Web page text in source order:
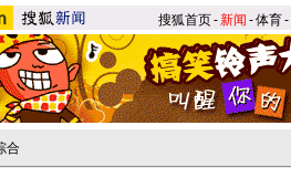
搜狐首页-新闻 -体育-
合